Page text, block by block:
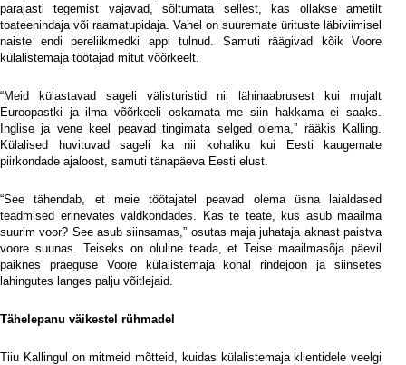
parajasti tegemist vajavad, sõltumata sellest, kas ollakse ametilt
toateenindaja või raamatupidaja. Vahel on suuremate ürituste läbiviimisel
naiste endi pereliikmedki appi tulnud. Samuti räägivad kõik Voore
külalistemaja töötajad mitut võõrkeelt.
“Meid külastavad sageli välisturistid nii lähinaabrusest kui mujalt
Euroopastki ja ilma võõrkeeli oskamata me siin hakkama ei saaks.
Inglise ja vene keel peavad tingimata selged olema,” rääkis Kalling.
Külalised huvituvad sageli ka nii kohaliku kui Eesti kaugemate
piirkondade ajaloost, samuti tänapäeva Eesti elust.
“See tähendab, et meie töötajatel peavad olema üsna laialdased
teadmised erinevates valdkondades. Kas te teate, kus asub maailma
suurim voor? See asub siinsamas,” osutas maja juhataja aknast paistva
voore suunas. Teiseks on oluline teada, et Teise maailmasõja päevil
paiknes praeguse Voore külalistemaja kohal rindejoon ja siinsetes
lahingutes langes palju võitlejaid.
Tähelepanu väikestel rühmadel
Tiiu Kallingul on mitmeid mõtteid, kuidas külalistemaja klientidele veelgi